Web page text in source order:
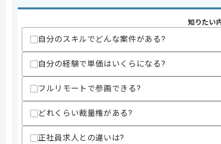
・ゲームなどエンタメ領域の知見や経験
・開発経験
精算・お支払い
精算条件
有
精算基準時間
知りたい
自分のスキルでどんな案件がある?
自分の経験で単価はいくらになる?
フルリモートで参画できる?
どれくらい裁量権がある?
正社員求人との違いは?